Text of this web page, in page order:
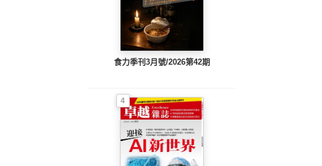
食力季刊3月號/2026第42期
4